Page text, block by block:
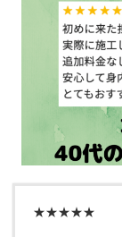
★★★★★